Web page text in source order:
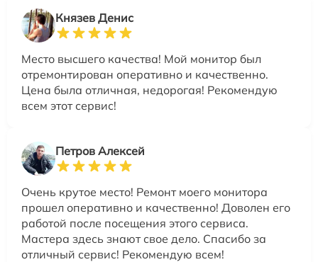
Князев Денис
Место высшего качества! Мой монитор был
отремонтирован оперативно и качественно.
Цена была отличная, недорогая! Рекомендую
всем этот сервис!
Петров Алексей
Очень крутое место! Ремонт моего монитора
прошел оперативно и качественно! Доволен его
работой после посещения этого сервиса.
Мастера здесь знают свое дело. Спасибо за
отличный сервис! Рекомендую всем!